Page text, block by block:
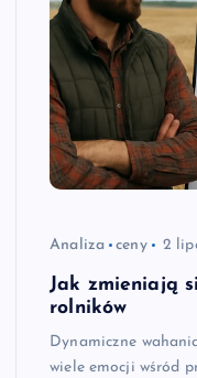
Analiza ceny 2
Jak zmieniają
rolników
Dynamiczne
wiele emocji wśród